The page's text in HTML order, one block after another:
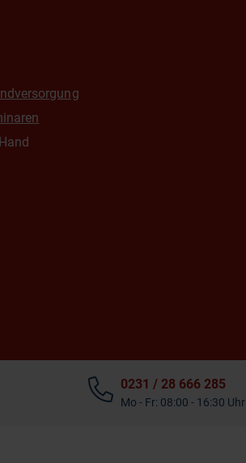
0231 / 28 666 285
Mo - Fr: 08:00 - 16:30 Uhr